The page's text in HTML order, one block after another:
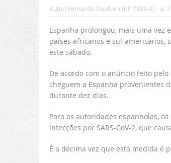
Autor: Fernando Gualtieri (CP 7889-A) a:
Espanha prolongou, mais uma vez
países africanos e sul-
este sábado.
De acordo com o anúncio feito
cheguem a Espanha provenientes
durante dez dias.
Para as autoridades espanholas,
infecções por SARS-CoV-2, que
É a décima vez que esta medida é